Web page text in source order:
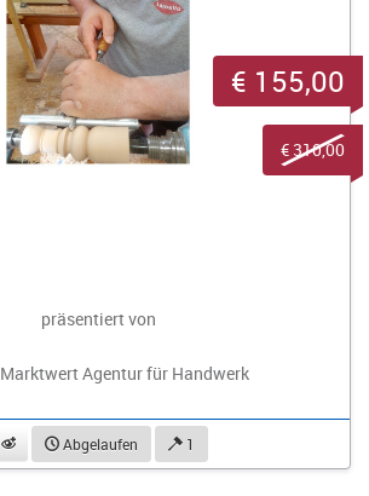
präsentiert von
Marktwert Agentur für Handwerk
beobachtenAbgelaufen 1
€ 155,00
€ 310,00